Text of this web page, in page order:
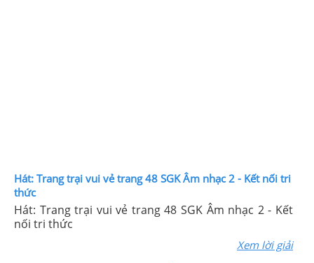
Hát: Trang trại vui vẻ trang 48 SGK Âm nhạc 2 - Kết nối tri
thức
Hát: Trang trại vui vẻ trang 48 SGK Âm nhạc 2 - Kết
nối tri thức
Xem lời giải